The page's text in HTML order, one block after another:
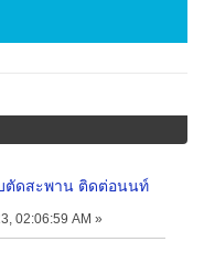
ตัดสะพาน ติดต่อนนท์
02:06:59 AM »